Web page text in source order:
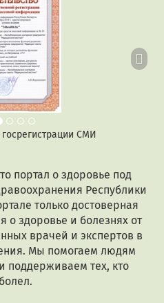
СМИ
портал о здоровье под
Республики
только достоверная
о здоровье и болезнях от
врачей и экспертов в
Мы помогаем людям
поддерживаем тех, кто